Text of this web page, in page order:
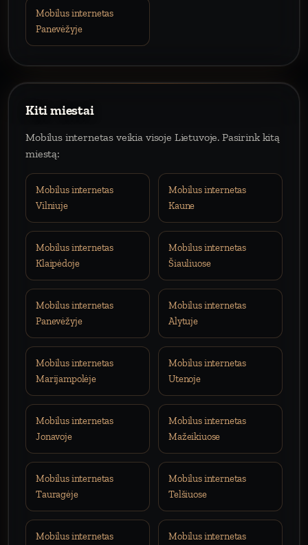
Mobilus internetas
Panevėžyje
Kiti miestai
Mobilus internetas veikia visoje Lietuvoje. Pasirink kitą
miestą:
Mobilus internetas
Vilniuje
Mobilus internetas
Kaune
Mobilus internetas
Klaipėdoje
Mobilus internetas
Šiauliuose
Mobilus internetas
Panevėžyje
Mobilus internetas
Alytuje
Mobilus internetas
Marijampolėje
Mobilus internetas
Utenoje
Mobilus internetas
Jonavoje
Mobilus internetas
Mažeikiuose
Mobilus internetas
Tauragėje
Mobilus internetas
Telšiuose
Mobilus internetas
Mobilus internetas